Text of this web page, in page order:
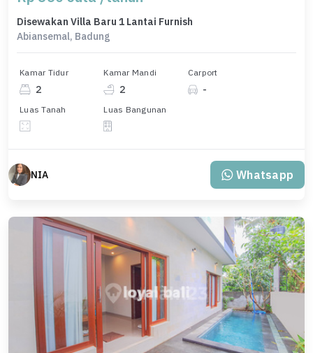
Disewakan Villa Baru 1 Lantai Furnish
Abiansemal, Badung
Kamar Tidur
2
Kamar Mandi
2
Carport
-
Luas Tanah Luas Bangunan
NIA Whatsapp